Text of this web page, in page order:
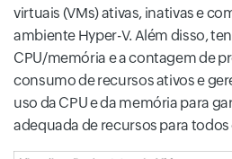
virtuais (VMs) ativas, inativas e
ambiente Hyper-V. Além disso,
CPU/memória e a contagem de
consumo de recursos ativos e
uso da CPU e da memória para
adequada de recursos para todos